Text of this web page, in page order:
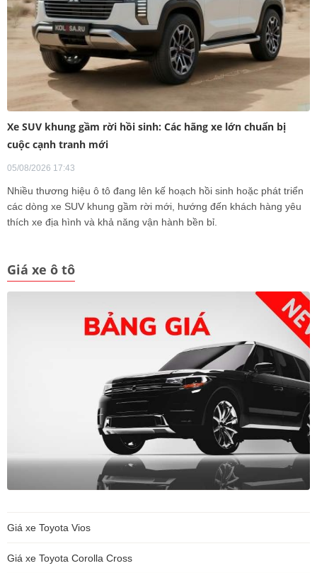
Xe SUV khung gầm rời hồi sinh: Các hãng xe lớn chuẩn bị
cuộc cạnh tranh mới
05/08/2026 17:43
Nhiều thương hiệu ô tô đang lên kế hoạch hồi sinh hoặc phát triển
các dòng xe SUV khung gầm rời mới, hướng đến khách hàng yêu
thích xe địa hình và khả năng vận hành bền bỉ.
Giá xe ô tô
Giá xe Toyota Vios
Giá xe Toyota Corolla Cross